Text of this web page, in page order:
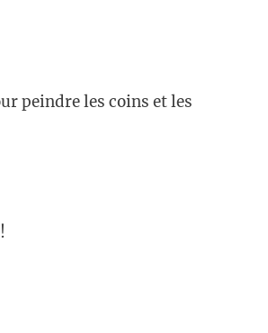
peindre les coins et les